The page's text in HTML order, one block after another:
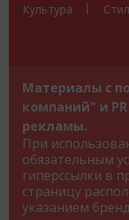
Культура
Материалы с
компаний" и
рекламы.
При
обязательным
гиперссылки в
страницу
указанием